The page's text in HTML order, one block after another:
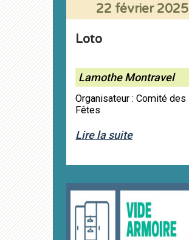
22 février 2025
Loto
Lamothe Montravel
Organisateur : Comité des
Fêtes
Lire la suite